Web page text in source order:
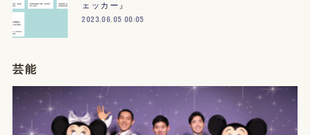
ェッカー』
2023.06.05 00:05
芸能